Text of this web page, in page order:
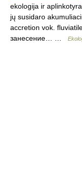
ekologija ir
jų susidaro
accretion vok.
занесение… …